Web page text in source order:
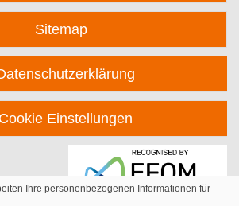
Sitemap
Cookie Einstellungen
Ihre personenbezogenen Informationen für